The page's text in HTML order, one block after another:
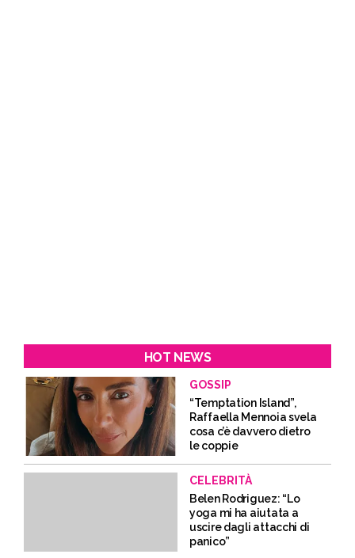
HOT NEWS
GOSSIP
“Temptation Island”,
Raffaella Mennoia svela
cosa c’è davvero dietro
le coppie
CELEBRITÀ
Belen Rodriguez: “Lo
yoga mi ha aiutata a
uscire dagli attacchi di
panico”